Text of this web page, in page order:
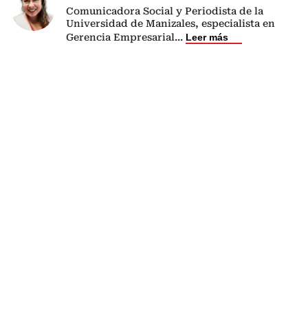
Comunicadora Social y Periodista de la
Universidad de Manizales, especialista en
Gerencia Empresarial... Leer más